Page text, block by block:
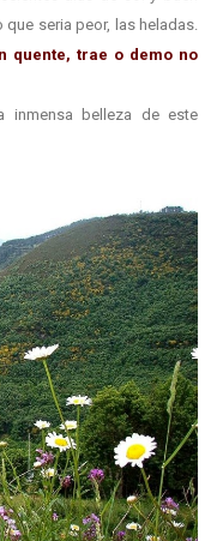
seria peor, las heladas.
quente, trae o demo no
inmensa belleza de este